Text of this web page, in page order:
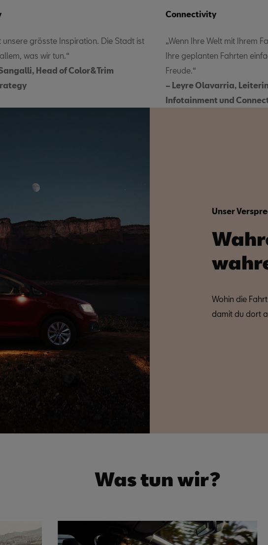
unsere grösste Inspiration. Die Stadt ist
was wir tun.“
Head of Color&Trim
Connectivity
„Wenn Ihre Welt mit Ihrem
Ihre geplanten Fahrten
Freude.“
– Leyre Olavarria,
Infotainment und
Unser
Wohin die
damit du dort
Was tun wir?